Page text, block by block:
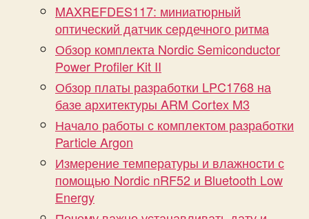
MAXREFDES117: миниатюрный
оптический датчик сердечного ритма
Обзор комплекта Nordic Semiconductor
Power Profiler Kit II
Обзор платы разработки LPC1768 на
базе архитектуры ARM Cortex M3
Начало работы с комплектом разработки
Particle Argon
Измерение температуры и влажности с
помощью Nordic nRF52 и Bluetooth Low
Energy